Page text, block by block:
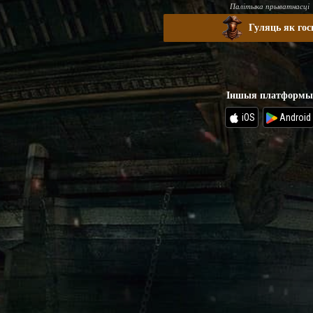
Палітыка прыватнасці
Гуляць як
Іншыя платформы
iOS Android